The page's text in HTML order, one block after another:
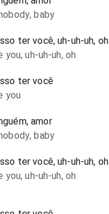
baby
ter você, uh-uh-uh, oh
uh-uh-uh, oh
ter você
you
amor
baby
ter você, uh-uh-uh, oh
uh-uh-uh, oh